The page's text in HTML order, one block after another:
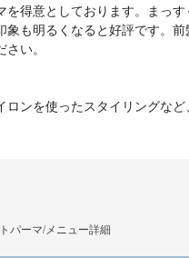
得意としております。まっす
象も明るくなると好評です。前
い。
ロンを使ったスタイリングなど
パーマ/メニュー詳細